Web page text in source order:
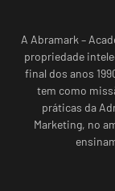
A Abramark –
propriedade
final dos anos
tem como
práticas da
Marketing, no